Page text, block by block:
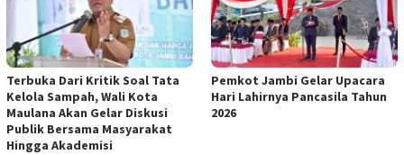
Terbuka Dari Kritik Soal Tata
Kelola Sampah, Wali Kota
Maulana Akan Gelar Diskusi
Publik Bersama Masyarakat
Hingga Akademisi
Pemkot Jambi Gelar Upacara
Hari Lahirnya Pancasila Tahun
2026